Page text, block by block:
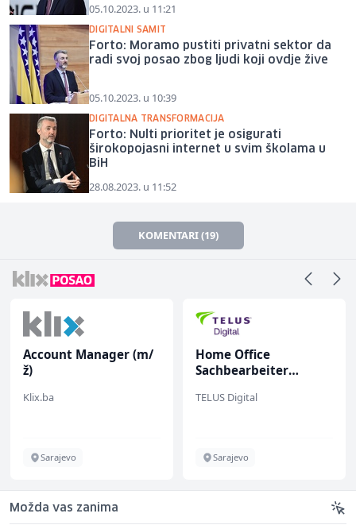
05.10.2023. u 11:21
DIGITALNI SAMIT
Forto: Moramo pustiti privatni sektor da
radi svoj posao zbog ljudi koji ovdje žive
05.10.2023. u 10:39
DIGITALNA TRANSFORMACIJA
Forto: Nulti prioritet je osigurati
širokopojasni internet u svim školama u
BiH
28.08.2023. u 11:52
KOMENTARI (19)
Account Manager (m/
ž)
Klix.ba
Sarajevo
Home Office
Sachbearbeiter
bekannten deutschen
TELUS Digital
Sarajevo
Možda vas zanima